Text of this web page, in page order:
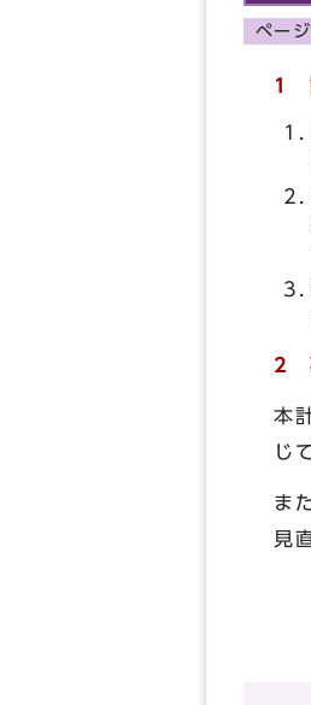
ペー
1
2
本
じ
ま
見